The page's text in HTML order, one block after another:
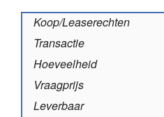
Koop/Leaserechten
Transactie
Hoeveelheid
Vraagprijs
Leverbaar